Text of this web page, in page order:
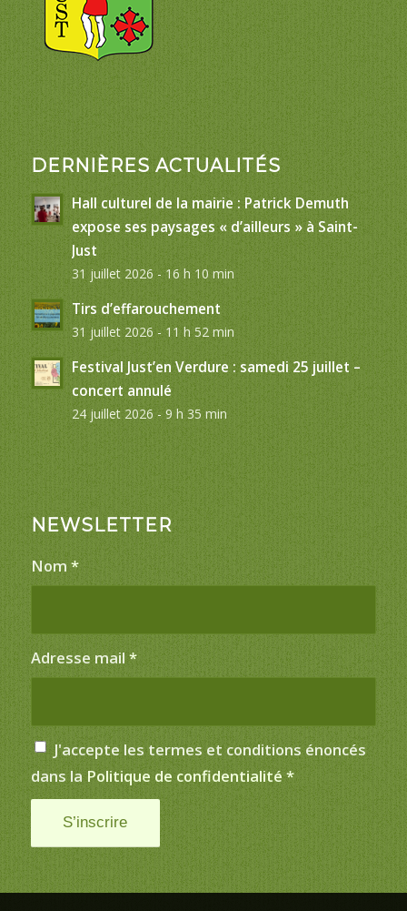
DERNIÈRES ACTUALITÉS
Hall culturel de la mairie : Patrick Demuth
expose ses paysages « d’ailleurs » à Saint-
Just
31 juillet 2026 - 16 h 10 min
Tirs d’effarouchement
31 juillet 2026 - 11 h 52 min
Festival Just’en Verdure : samedi 25 juillet –
concert annulé
24 juillet 2026 - 9 h 35 min
NEWSLETTER
Nom *
Adresse mail *
J'accepte les termes et conditions énoncés
dans la Politique de confidentialité *